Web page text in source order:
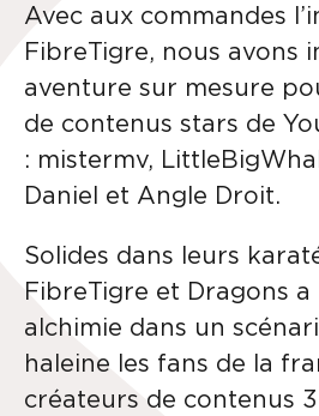
Avec aux commandes
FibreTigre, nous avons
aventure sur mesure
de contenus stars de
: mistermv,
Daniel et Angle Droit.
Solides dans leurs
FibreTigre et Dragons
alchimie dans un
haleine les fans de la
créateurs de contenus